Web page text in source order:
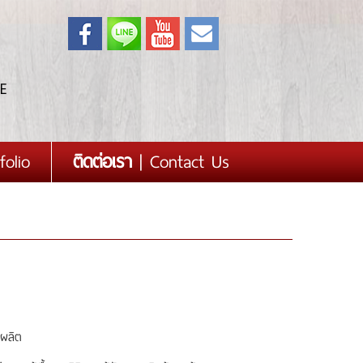
ติดต่อเรา| Contact Us
ลิต